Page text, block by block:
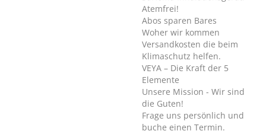
Atemfrei!
Abos sparen Bares
Woher wir kommen
Versandkosten die beim
Klimaschutz helfen.
VEYA – Die Kraft der 5
Elemente
Unsere Mission - Wir sind
die Guten!
Frage uns persönlich und
buche einen Termin.